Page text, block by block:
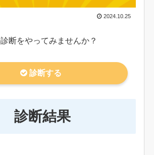
2024.10.25
断をやってみませんか？
診断する
診断結果